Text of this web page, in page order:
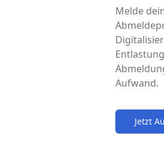
Melde
Aufwand.
Jetzt